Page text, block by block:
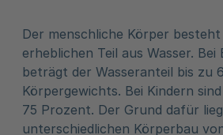
Der menschliche Körper besteht
erheblichen Teil aus Wasser. Bei
beträgt der Wasseranteil bis zu
Körpergewichts. Bei Kindern
75 Prozent. Der Grund dafür
unterschiedlichen Körperbau